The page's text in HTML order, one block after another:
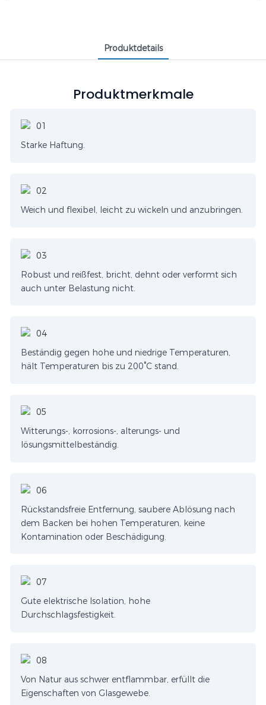
Produktdetails
Produktmerkmale
Starke Haftung.
Weich und flexibel, leicht zu wickeln und anzubringen.
Robust und reißfest, bricht, dehnt oder verformt sich
auch unter Belastung nicht.
Beständig gegen hohe und niedrige Temperaturen,
hält Temperaturen bis zu 200°C stand.
Witterungs-, korrosions-, alterungs- und
lösungsmittelbeständig.
Rückstandsfreie Entfernung, saubere Ablösung nach
dem Backen bei hohen Temperaturen, keine
Kontamination oder Beschädigung.
Gute elektrische Isolation, hohe
Durchschlagsfestigkeit.
Von Natur aus schwer entflammbar, erfüllt die
Eigenschaften von Glasgewebe.